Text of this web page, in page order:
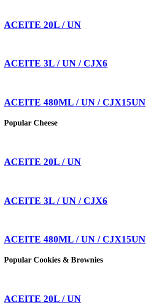
ACEITE 20L / UN
ACEITE 3L / UN / CJX6
ACEITE 480ML / UN / CJX15UN
Popular Cheese
ACEITE 20L / UN
ACEITE 3L / UN / CJX6
ACEITE 480ML / UN / CJX15UN
Popular Cookies & Brownies
ACEITE 20L / UN